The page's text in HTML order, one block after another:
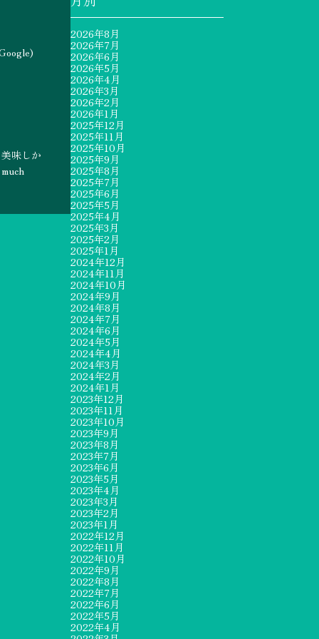
味しか
2026年8月
2026年7月
2026年6月
2026年5月
2026年4月
2026年3月
2026年2月
2026年1月
2025年12月
2025年11月
2025年10月
2025年9月
2025年8月
2025年7月
2025年6月
2025年5月
2025年4月
2025年3月
2025年2月
2025年1月
2024年12月
2024年11月
2024年10月
2024年9月
2024年8月
2024年7月
2024年6月
2024年5月
2024年4月
2024年3月
2024年2月
2024年1月
2023年12月
2023年11月
2023年10月
2023年9月
2023年8月
2023年7月
2023年6月
2023年5月
2023年4月
2023年3月
2023年2月
2023年1月
2022年12月
2022年11月
2022年10月
2022年9月
2022年8月
2022年7月
2022年6月
2022年5月
2022年4月